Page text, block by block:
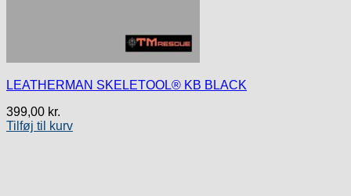
LEATHERMAN SKELETOOL® KB BLACK
399,00 kr.
Tilføj til kurv